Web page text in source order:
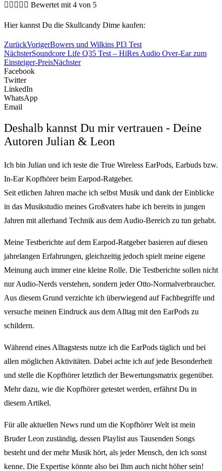
     Bewertet mit 4 von 5
Hier kannst Du die Skullcandy Dime kaufen:
ZurückVorigerBowers und Wilkins PI3 Test
NächsterSoundcore Life Q35 Test – HiRes Audio Over-Ear zum
Einsteiger-PreisNächster
Facebook
Twitter
LinkedIn
WhatsApp
Email
Deshalb kannst Du mir vertrauen - Deine
Autoren Julian & Leon
Ich bin Julian und ich teste die True Wireless EarPods, Earbuds bzw.
In-Ear Kopfhörer beim Earpod-Ratgeber.
Seit etlichen Jahren mache ich selbst Musik und dank der Einblicke
in das Musikstudio meines Großvaters habe ich bereits in jungen
Jahren mit allerhand Technik aus dem Audio-Bereich zu tun gehabt.
Meine Testberichte auf dem Earpod-Ratgeber basieren auf diesen
jahrelangen Erfahrungen, gleichzeitig jedoch spielt meine eigene
Meinung auch immer eine kleine Rolle. Die Testberichte sollen nicht
nur Audio-Nerds verstehen, sondern jeder Otto-Normalverbraucher.
Aus diesem Grund verzichte ich überwiegend auf Fachbegriffe und
versuche meinen Eindruck aus dem Alltag mit den EarPods zu
schildern.
Während eines Alltagstests nutze ich die EarPods täglich und bei
allen möglichen Aktivitäten. Dabei achte ich auf jede Besonderheit
und stelle die Kopfhörer letztlich der Bewertungsmatrix gegenüber.
Mehr dazu, wie die Kopfhörer getestet werden, erfährst Du in
diesem Artikel.
Für alle aktuellen News rund um die Kopfhörer Welt ist mein
Bruder Leon zuständig, dessen Playlist aus Tausenden Songs
besteht und der mehr Musik hört, als jeder Mensch, den ich sonst
kenne. Die Expertise könnte also bei Ihm auch nicht höher sein!